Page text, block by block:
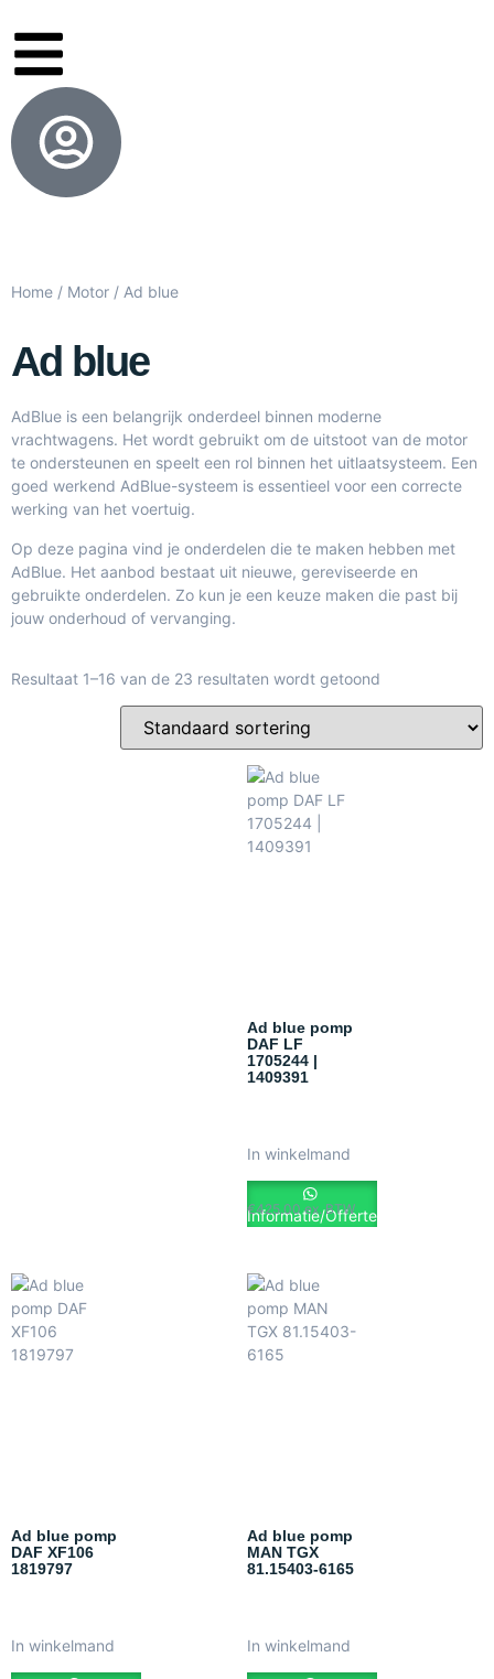
Home / Motor / Ad blue
Ad blue
AdBlue is een belangrijk onderdeel binnen moderne
vrachtwagens. Het wordt gebruikt om de uitstoot van de motor
te ondersteunen en speelt een rol binnen het uitlaatsysteem. Een
goed werkend AdBlue-systeem is essentieel voor een correcte
werking van het voertuig.
Op deze pagina vind je onderdelen die te maken hebben met
AdBlue. Het aanbod bestaat uit nieuwe, gereviseerde en
gebruikte onderdelen. Zo kun je een keuze maken die past bij
jouw onderhoud of vervanging.
Resultaat 1–16 van de 23 resultaten wordt getoond
Ad blue pomp
DAF LF
1705244 |
1409391
€425.00 ex. BTW
In winkelmand
Informatie/Offerte
Ad blue pomp
DAF XF106
1819797
In winkelmand
Ad blue pomp
MAN TGX
81.15403-6165
In winkelmand